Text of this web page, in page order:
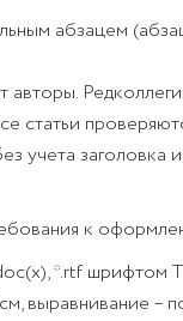
абзацем
авторы.
статьи
учета заголовка
к
*.rtf шрифтом
выравнивание